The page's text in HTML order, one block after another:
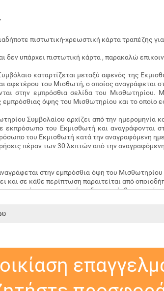
πιστωτική-χρεωστική κάρτα τραπέζης
δεν υπάρχει πιστωτική κάρτα , παρακαλώ
καταρτίζεται μεταξύ αφενός της
αφετέρου του Μισθωτή, ο οποίος αναγράφεται
στην εμπρόσθια σελίδα του
εμπρόσθιας όψης του Μισθωτηρίου και το οποίο
Συμβολαίου αρχίζει από την
εκπρόσωπο του Εκμισθωτή και αναγράφονται
του Εκμισθωτή κατά την αναγραφόμενη
πέραν των 30 λεπτών από την
στην εμπρόσθια όψη του
και σε κάθε περίπτωση παραιτείται από
του παρόντος και την έναρξη της μίσθωσης
οποιαδήποτε ποσό, δαπάνη ή παροχή που δεν